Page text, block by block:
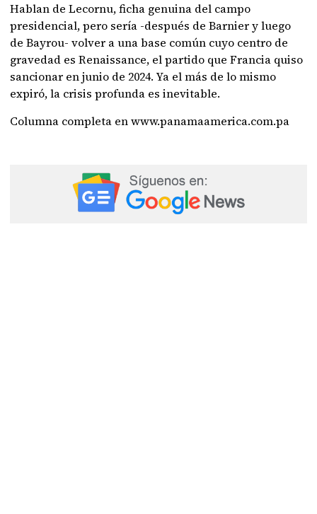
Hablan de Lecornu, ficha genuina del campo
presidencial, pero sería -después de Barnier y luego
de Bayrou- volver a una base común cuyo centro de
gravedad es Renaissance, el partido que Francia quiso
sancionar en junio de 2024. Ya el más de lo mismo
expiró, la crisis profunda es inevitable.
Columna completa en www.panamaamerica.com.pa